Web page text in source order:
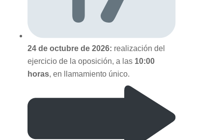
24 de octubre de 2026: realización del
ejercicio de la oposición, a las 10:00
horas, en llamamiento único.